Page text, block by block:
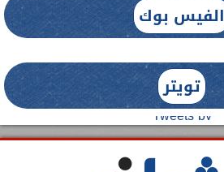
الفيس بوك
تويتر
Tweets by